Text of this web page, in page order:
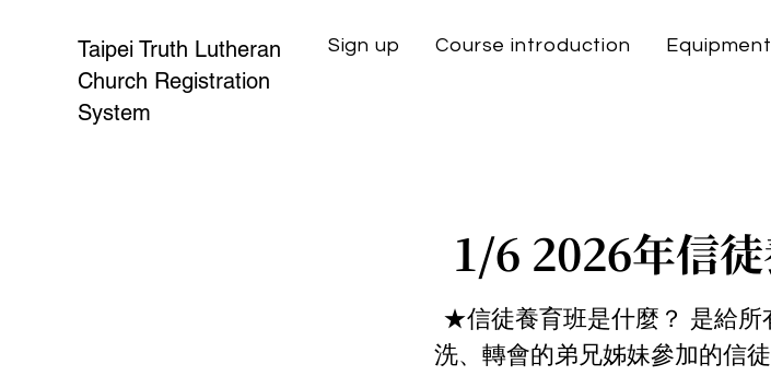
Taipei Truth Lutheran
Church Registration
System
Sign up Course introduction
1/6 2026年信徒
★信徒養育班是什麼？ 是給所
洗、轉會的弟兄姊妹參加的信